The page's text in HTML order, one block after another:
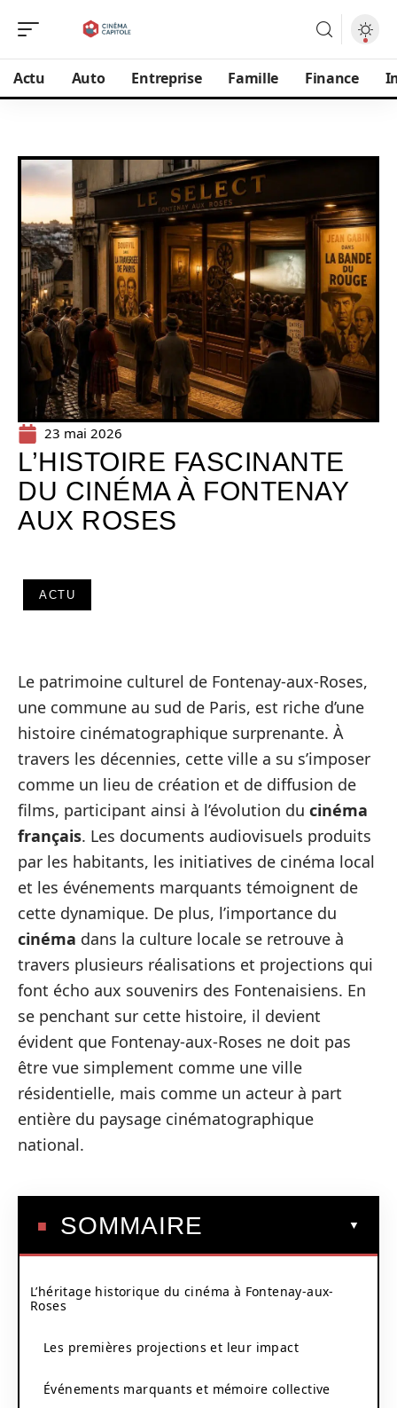
Actu Auto Entreprise Famille Finance
23 mai 2026
L’HISTOIRE FASCINANTE
DU CINÉMA À FONTENAY
AUX ROSES
ACTU
Le patrimoine culturel de Fontenay-aux-Roses,
une commune au sud de Paris, est riche d’une
histoire cinématographique surprenante. À
travers les décennies, cette ville a su s’imposer
comme un lieu de création et de diffusion de
films, participant ainsi à l’évolution du cinéma
français. Les documents audiovisuels produits
par les habitants, les initiatives de cinéma local
et les événements marquants témoignent de
cette dynamique. De plus, l’importance du
cinéma dans la culture locale se retrouve à
travers plusieurs réalisations et projections qui
font écho aux souvenirs des Fontenaisiens. En
se penchant sur cette histoire, il devient
évident que Fontenay-aux-Roses ne doit pas
être vue simplement comme une ville
résidentielle, mais comme un acteur à part
entière du paysage cinématographique
national.
SOMMAIRE
L’héritage historique du cinéma à Fontenay-aux-
Roses
Les premières projections et leur impact
Événements marquants et mémoire collective